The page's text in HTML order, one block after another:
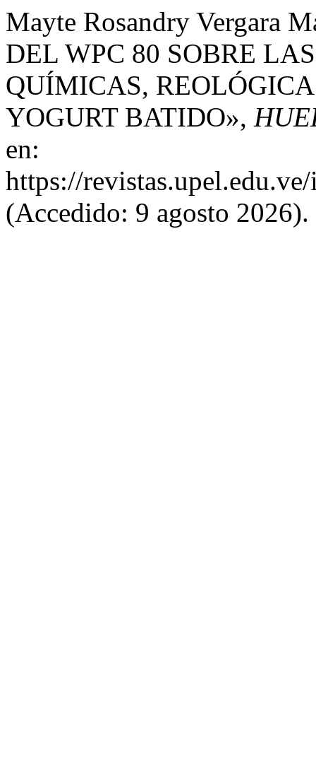
Mayte Rosandry Vergara
DEL WPC 80 SOBRE
QUÍMICAS,
YOGURT BATIDO»,
en:
https://
(Accedido: 9 agosto 2026).